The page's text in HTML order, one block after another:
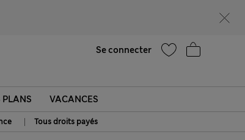
Se connecter
PLANS VACANCES
| Tous droits payés